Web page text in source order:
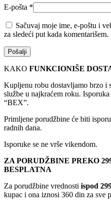
E-pošta *
Sačuvaj moje ime, e-poštu i
za sledeći put kada komentarišem.
KAKO FUNKCIONIŠE
Kupljenu robu dostavljamo brzo i
službe u najkraćem roku.
“BEX”.
Primljene porudžbine će biti
radnih dana.
Isporuke se ne vrše vikendom.
ZA PORUDŽBINE PREKO
BESPLATNA
Za porudžbine vrednosti ispod
kupac i ona iznosi 360 din za sve